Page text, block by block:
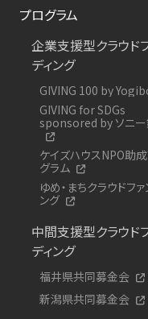
プログラム
企業支援型クラウド
ディング
GIVING 100 by
GIVING for SDGs
sponsored by ソニ
ケイズハウスNPO助
グラム
ゆめ・まちクラウドファ
ング
中間支援型クラウド
ディング
福井県共同募金会
新潟県共同募金会